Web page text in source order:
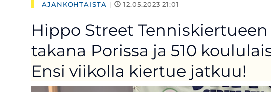
AJANKOHTAISTA | 12.05.2023 21:01
Hippo Street
takana Porissa ja 510
Ensi viikolla kiertue jatkuu!